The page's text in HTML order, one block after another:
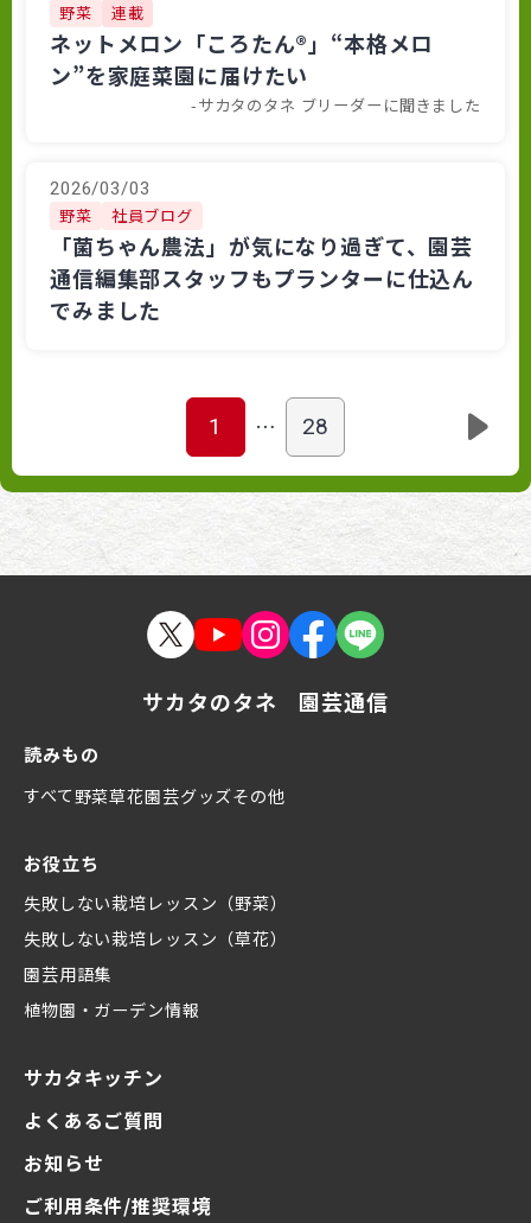
野菜 連載
ネットメロン「ころたん®」“本格メロ
ン”を家庭菜園に届けたい
-サカタのタネ ブリーダーに聞きました
2026/03/03
野菜 社員ブログ
「菌ちゃん農法」が気になり過ぎて、園芸
通信編集部スタッフもプランターに仕込ん
でみました
1 … 28
サカタのタネ 園芸通信
読みもの
すべて野菜草花園芸グッズその他
お役立ち
失敗しない栽培レッスン（野菜）
失敗しない栽培レッスン（草花）
園芸用語集
植物園・ガーデン情報
サカタキッチン
よくあるご質問
お知らせ
ご利用条件/推奨環境